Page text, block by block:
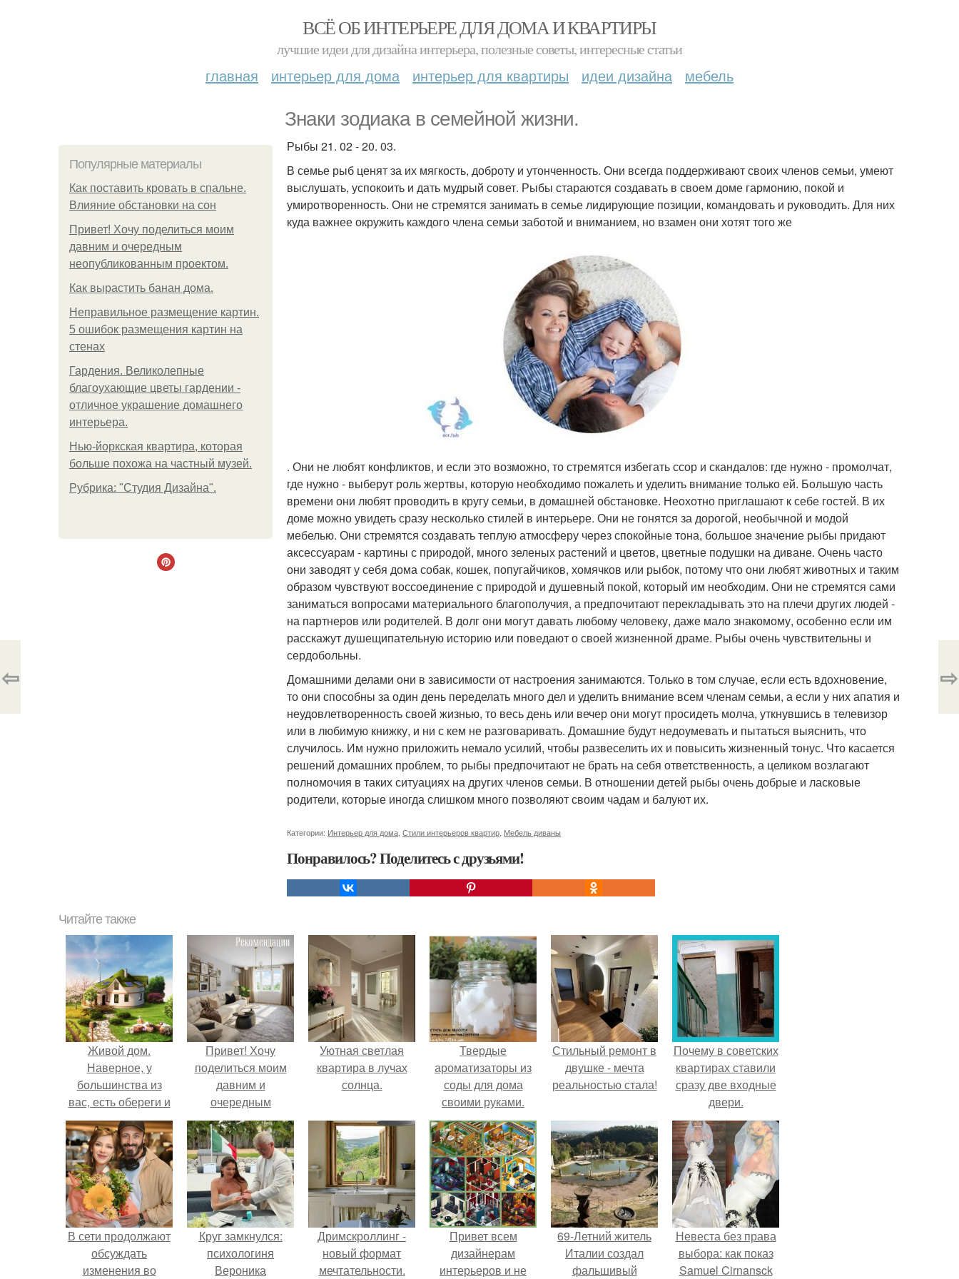
ВСЁ ОБ ИНТЕРЬЕРЕ ДЛЯ ДОМА И КВАРТИРЫ
лучшие идеи для дизайна интерьера, полезные советы, интересные статьи
главная интерьер для дома интерьер для квартиры идеи дизайна мебель
Знаки зодиака в семейной жизни.
Популярные материалы
Как поставить кровать в спальне.
Влияние обстановки на сон
Привет! Хочу поделиться моим
давним и очередным
неопубликованным проектом.
Как вырастить банан дома.
Неправильное размещение картин.
5 ошибок размещения картин на
стенах
Гардения. Великолепные
благоухающие цветы гардении -
отличное украшение домашнего
интерьера.
Нью-йоркская квартира, которая
больше похожа на частный музей.
Рубрика: "Студия Дизайна".
Рыбы 21. 02 - 20. 03.
В семье рыб ценят за их мягкость, доброту и утонченность. Они всегда поддерживают своих членов семьи, умеют
выслушать, успокоить и дать мудрый совет. Рыбы стараются создавать в своем доме гармонию, покой и
умиротворенность. Они не стремятся занимать в семье лидирующие позиции, командовать и руководить. Для них
куда важнее окружить каждого члена семьи заботой и вниманием, но взамен они хотят того же
. Они не любят конфликтов, и если это возможно, то стремятся избегать ссор и скандалов: где нужно - промолчат,
где нужно - выберут роль жертвы, которую необходимо пожалеть и уделить внимание только ей. Большую часть
времени они любят проводить в кругу семьи, в домашней обстановке. Неохотно приглашают к себе гостей. В их
доме можно увидеть сразу несколько стилей в интерьере. Они не гонятся за дорогой, необычной и модой
мебелью. Они стремятся создавать теплую атмосферу через спокойные тона, большое значение рыбы придают
аксессуарам - картины с природой, много зеленых растений и цветов, цветные подушки на диване. Очень часто
они заводят у себя дома собак, кошек, попугайчиков, хомячков или рыбок, потому что они любят животных и таким
образом чувствуют воссоединение с природой и душевный покой, который им необходим. Они не стремятся сами
заниматься вопросами материального благополучия, а предпочитают перекладывать это на плечи других людей -
на партнеров или родителей. В долг они могут давать любому человеку, даже мало знакомому, особенно если им
расскажут душещипательную историю или поведают о своей жизненной драме. Рыбы очень чувствительны и
сердобольны.
Домашними делами они в зависимости от настроения занимаются. Только в том случае, если есть вдохновение,
то они способны за один день переделать много дел и уделить внимание всем членам семьи, а если у них апатия и
неудовлетворенность своей жизнью, то весь день или вечер они могут просидеть молча, уткнувшись в телевизор
или в любимую книжку, и ни с кем не разговаривать. Домашние будут недоумевать и пытаться выяснить, что
случилось. Им нужно приложить немало усилий, чтобы развеселить их и повысить жизненный тонус. Что касается
решений домашних проблем, то рыбы предпочитают не брать на себя ответственность, а целиком возлагают
полномочия в таких ситуациях на других членов семьи. В отношении детей рыбы очень добрые и ласковые
родители, которые иногда слишком много позволяют своим чадам и балуют их.
Категории: Интерьер для дома Стили интерьеров квартир Мебель диваны
Понравилось? Поделитесь с друзьями!
⇦ ⇨
Читайте также
Живой дом.
Наверное, у
большинства из
вас, есть обереги и
талисманы, с
которыми вы
ощущаете связь,
которые по-своему
влияют на вашу
судьбу.
Привет! Хочу
поделиться моим
давним и
очередным
неопубликованным
проектом.
Уютная светлая
квартира в лучах
солнца.
Твердые
ароматизаторы из
соды для дома
своими руками.
Стильный ремонт в
двушке - мечта
реальностью стала!
Почему в советских
квартирах ставили
сразу две входные
двери.
В сети продолжают
обсуждать
изменения во
Круг замкнулся:
психологиня
Вероника
Дримскроллинг -
новый формат
мечтательности.
Привет всем
дизайнерам
интерьеров и не
69-Летний житель
Италии создал
фальшивый
Невеста без права
выбора: как показ
Samuel Cirnansck